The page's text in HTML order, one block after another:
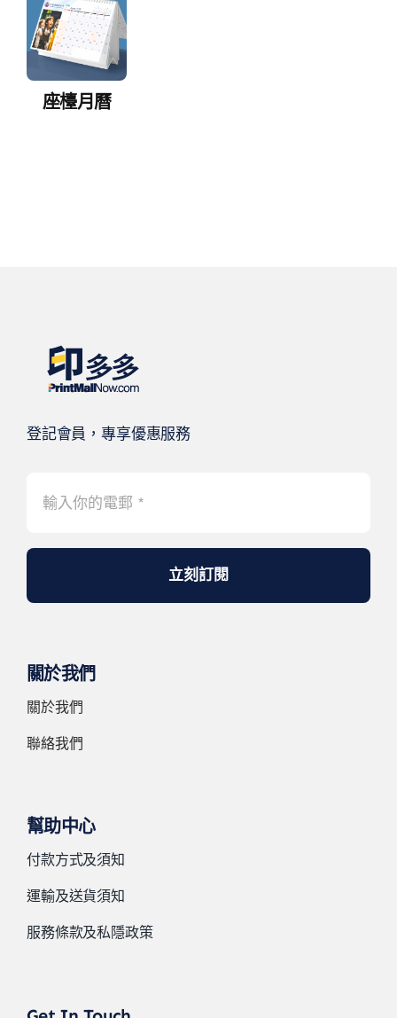
座檯月曆
登記會員，專享優惠服務
立刻訂閱
關於我們
關於我們
聯絡我們
幫助中心
付款方式及須知
運輸及送貨須知
服務條款及私隱政策